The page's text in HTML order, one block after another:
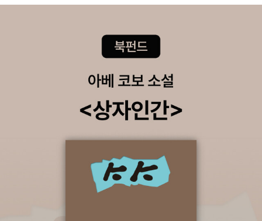
인구 증가가 어떻게 환경에 압력을 가했는지를 보면 중국의 환경위기
가 결코 우연이 아니었음을 알 수 있다. 중국 문헌에 등장하는 온갖 나
무들의 이력을 추적하는 저자의 식물학에 관한 해박한 지식을 고스란
히 엿볼 수 있다. 5장에서는 자연을 적극적으로 이용한 문화가 어떻
게 군사적·정치적 우위를 차지하는지를 고대 문헌 『시경詩經』, 『예
기禮記』, 『관자管子』를 통해 분석하면서 고대의 군사적 경쟁관계에
서 시작된 전쟁경제가 어떻게 주변의 자연환경을 급격하게 바꾸는 계
기가 되었는지를 살펴본다. 6장은 제국 시기 2000년 동안 국가가 노
련한 솜씨로 계획, 조직, 징발, 조세租稅 그리고 강제력을 동원한 수
리통제 사업을 다룬다. 특히 황하를 중심으로 한 수리사업은 곡물 수